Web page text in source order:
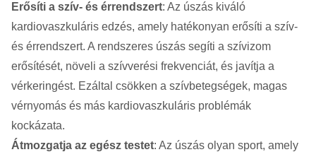
Erősíti a szív- és érrendszert: Az úszás kiváló
kardiovaszkuláris edzés, amely hatékonyan erősíti a szív-
és érrendszert. A rendszeres úszás segíti a szívizom
erősítését, növeli a szívverési frekvenciát, és javítja a
vérkeringést. Ezáltal csökken a szívbetegségek, magas
vérnyomás és más kardiovaszkuláris problémák
kockázata.
Átmozgatja az egész testet: Az úszás olyan sport, amely